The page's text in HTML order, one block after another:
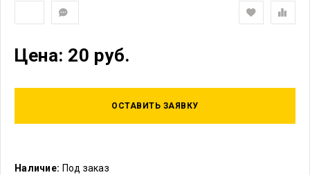
Наличие: Под заказ
Цена: 20 руб.
ОСТАВИТЬ ЗАЯВКУ